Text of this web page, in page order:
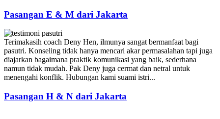
Pasangan E & M dari Jakarta
Terimakasih coach Deny Hen, ilmunya sangat bermanfaat bagi
pasutri. Konseling tidak hanya mencari akar permasalahan tapi juga
diajarkan bagaimana praktik komunikasi yang baik, sederhana
namun tidak mudah. Pak Deny juga cermat dan netral untuk
menengahi konflik. Hubungan kami suami istri...
Pasangan H & N dari Jakarta